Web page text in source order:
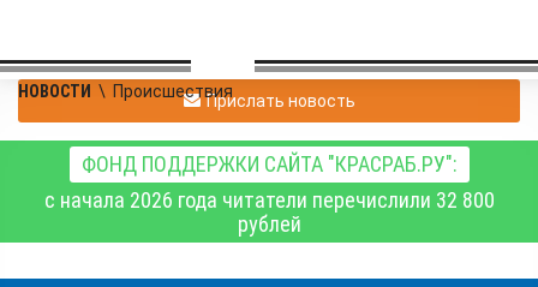
НОВОСТИ \ ПроисшествияПрислать новость
ФОНД ПОДДЕРЖКИ САЙТА "КРАСРАБ.РУ":
с начала 2026 года читатели перечислили 32 800
рублей